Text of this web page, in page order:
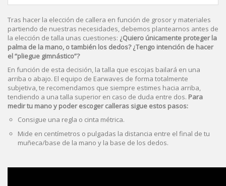
Tras hacer la elección de callera en función de grosor y materiales
partiendo de nuestras necesidades, debemos plantearnos antes de
la elección de talla unas cuestiones: ¿Quiero únicamente proteger la
palma de la mano, o también los dedos? ¿Tengo intención de hacer
el “pliegue gimnástico”?
En función de esta decisión, la talla que escojas bailará en una
arriba o abajo. El equipo de Earwaves de forma totalmente
subjetiva, te recomendamos que siempre estimes hacia arriba,
tendiendo a una talla superior en caso de duda entre dos. Para
medir tu mano y poder escoger calleras sigue estos pasos:
Consigue una regla o cinta métrica.
Mide en centímetros o pulgadas la distancia entre el final de tu
muñeca/base de la mano y la base de los dedos.